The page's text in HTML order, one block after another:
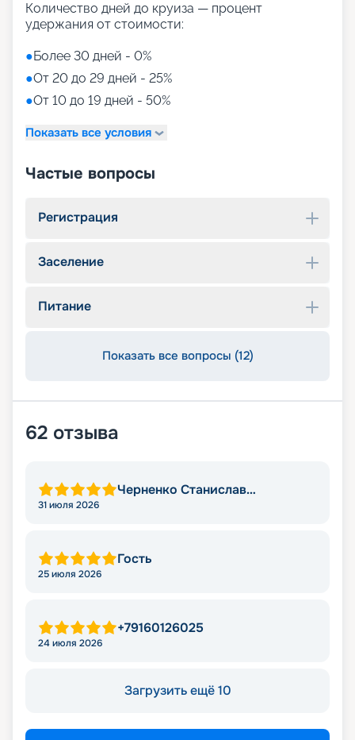
Количество дней до круиза — процент
удержания от стоимости:
●Более 30 дней - 0%
●От 20 до 29 дней - 25%
●От 10 до 19 дней - 50%
Показать все условия
Частые вопросы
Регистрация
Заселение
Питание
Показать все вопросы (12)
62 отзыва
Черненко Станислав
31 июля 2026
Гость
25 июля 2026
+79160126025
24 июля 2026
Загрузить ещё 10